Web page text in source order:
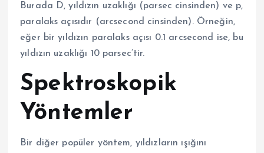
Burada D, yıldızın uzaklığı (parsec cinsinden) ve p,
paralaks açısıdır (arcsecond cinsinden). Örneğin,
eğer bir yıldızın paralaks açısı 0.1 arcsecond ise, bu
yıldızın uzaklığı 10 parsec’tir.
Spektroskopik
Yöntemler
Bir diğer popüler yöntem, yıldızların ışığını